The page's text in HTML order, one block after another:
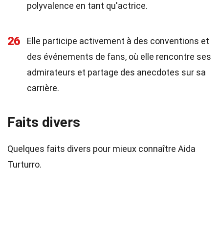
polyvalence en tant qu'actrice.
26
Elle participe activement à des conventions et
des événements de fans, où elle rencontre ses
admirateurs et partage des anecdotes sur sa
carrière.
Faits divers
Quelques faits divers pour mieux connaître Aida
Turturro.